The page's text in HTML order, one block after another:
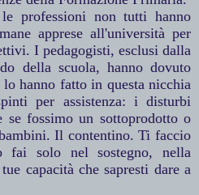
professioni non tutti hanno
apprese all'università per
I pedagogisti, esclusi dalla
della scuola, hanno dovuto
hanno fatto in questa nicchia
per assistenza: i disturbi
se fossimo un sottoprodotto o
Il contentino. Ti faccio
fai solo nel sostegno, nella
capacità che sapresti dare a